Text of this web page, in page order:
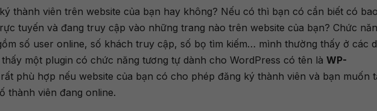
thành viên trên website của bạn hay không? Nếu có thì bạn có cần biết có
tuyến và đang truy cập vào những trang nào trên website của bạn? Chức
số user online, số khách truy cập, số bọ tìm kiếm… mình thường thấy ở các
một plugin có chức năng tương tự dành cho WordPress có tên là WP-
phù hợp nếu website của bạn có cho phép đăng ký thành viên và bạn muốn
thành viên đang online.